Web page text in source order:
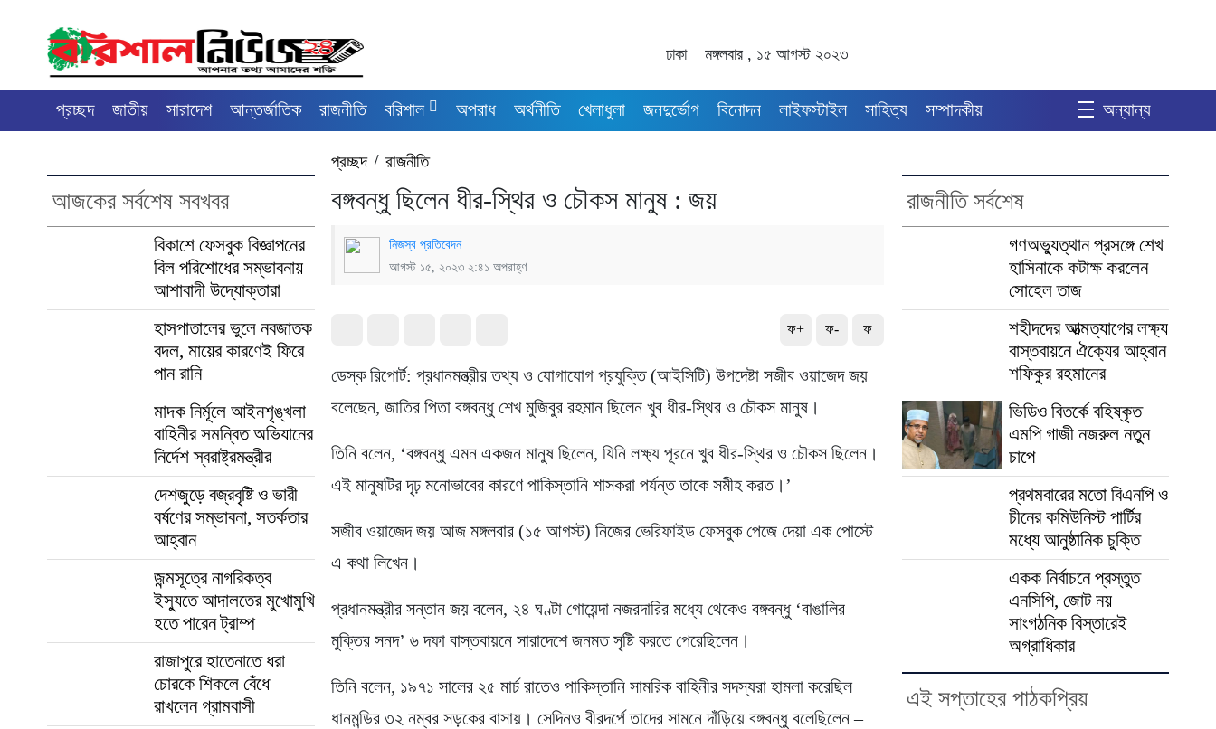
ঢাকা মঙ্গলবার , ১৫ আগস্ট ২০২৩
প্রচ্ছদ জাতীয় সারাদেশ আন্তর্জাতিক রাজনীতি বরিশাল অপরাধ অর্থনীতি খেলাধুলা জনদুর্ভোগ বিনোদন লাইফস্টাইল সাহিত্য সম্পাদকীয় অন্যান্য
আজকের সর্বশেষ সবখবর
বিকাশে ফেসবুক বিজ্ঞাপনের
বিল পরিশোধের সম্ভাবনায়
আশাবাদী উদ্যোক্তারা
হাসপাতালের ভুলে নবজাতক
বদল, মায়ের কারণেই ফিরে
পান রানি
মাদক নির্মূলে আইনশৃঙ্খলা
বাহিনীর সমন্বিত অভিযানের
নির্দেশ স্বরাষ্ট্রমন্ত্রীর
দেশজুড়ে বজ্রবৃষ্টি ও ভারী
বর্ষণের সম্ভাবনা, সতর্কতার
আহ্বান
জন্মসূত্রে নাগরিকত্ব
ইস্যুতে আদালতের মুখোমুখি
হতে পারেন ট্রাম্প
রাজাপুরে হাতেনাতে ধরা
চোরকে শিকলে বেঁধে
রাখলেন গ্রামবাসী
প্রচ্ছদ/রাজনীতি
বঙ্গবন্ধু ছিলেন ধীর-স্থির ও চৌকস মানুষ : জয়
নিজস্ব প্রতিবেদন
আগস্ট ১৫, ২০২৩ ২:৪১ অপরাহ্ণ
ফ+ ফ- ফ
ডেস্ক রিপোর্ট: প্রধানমন্ত্রীর তথ্য ও যোগাযোগ প্রযুক্তি (আইসিটি) উপদেষ্টা সজীব ওয়াজেদ জয়
বলেছেন, জাতির পিতা বঙ্গবন্ধু শেখ মুজিবুর রহমান ছিলেন খুব ধীর-স্থির ও চৌকস মানুষ।
তিনি বলেন, ‘বঙ্গবন্ধু এমন একজন মানুষ ছিলেন, যিনি লক্ষ্য পূরনে খুব ধীর-স্থির ও চৌকস ছিলেন।
এই মানুষটির দৃঢ় মনোভাবের কারণে পাকিস্তানি শাসকরা পর্যন্ত তাকে সমীহ করত।’
সজীব ওয়াজেদ জয় আজ মঙ্গলবার (১৫ আগস্ট) নিজের ভেরিফাইড ফেসবুক পেজে দেয়া এক পোস্টে
এ কথা লিখেন।
প্রধানমন্ত্রীর সন্তান জয় বলেন, ২৪ ঘণ্টা গোয়েন্দা নজরদারির মধ্যে থেকেও বঙ্গবন্ধু ‘বাঙালির
মুক্তির সনদ’ ৬ দফা বাস্তবায়নে সারাদেশে জনমত সৃষ্টি করতে পেরেছিলেন।
তিনি বলেন, ১৯৭১ সালের ২৫ মার্চ রাতেও পাকিস্তানি সামরিক বাহিনীর সদস্যরা হামলা করেছিল
ধানমন্ডির ৩২ নম্বর সড়কের বাসায়। সেদিনও বীরদর্পে তাদের সামনে দাঁড়িয়ে বঙ্গবন্ধু বলেছিলেন –
রাজনীতি সর্বশেষ
গণঅভ্যুত্থান প্রসঙ্গে শেখ
হাসিনাকে কটাক্ষ করলেন
সোহেল তাজ
শহীদদের আত্মত্যাগের লক্ষ্য
বাস্তবায়নে ঐক্যের আহ্বান
শফিকুর রহমানের
ভিডিও বিতর্কে বহিষ্কৃত
এমপি গাজী নজরুল নতুন
চাপে
প্রথমবারের মতো বিএনপি ও
চীনের কমিউনিস্ট পার্টির
মধ্যে আনুষ্ঠানিক চুক্তি
একক নির্বাচনে প্রস্তুত
এনসিপি, জোট নয়
সাংগঠনিক বিস্তারেই
অগ্রাধিকার
এই সপ্তাহের পাঠকপ্রিয়